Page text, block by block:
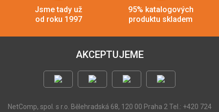
Jsme tady už
od roku 1997
95% katalogových
produktu skladem
AKCEPTUJEME
NetComp, spol. s r.o. Bělehradská 68, 120 00 Praha 2 Tel.: +420 724